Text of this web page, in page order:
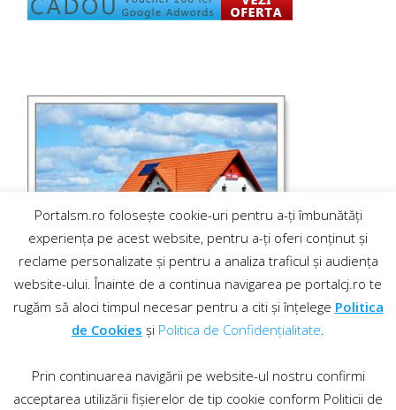
Portalsm.ro folosește cookie-uri pentru a-ți îmbunătăți
experiența pe acest website, pentru a-ți oferi conținut și
reclame personalizate și pentru a analiza traficul și audiența
website-ului. Înainte de a continua navigarea pe portalcj.ro te
rugăm să aloci timpul necesar pentru a citi și înțelege Politica
de Cookies și Politica de Confidențialitate.
Prin continuarea navigării pe website-ul nostru confirmi
acceptarea utilizării fișierelor de tip cookie conform Politicii de